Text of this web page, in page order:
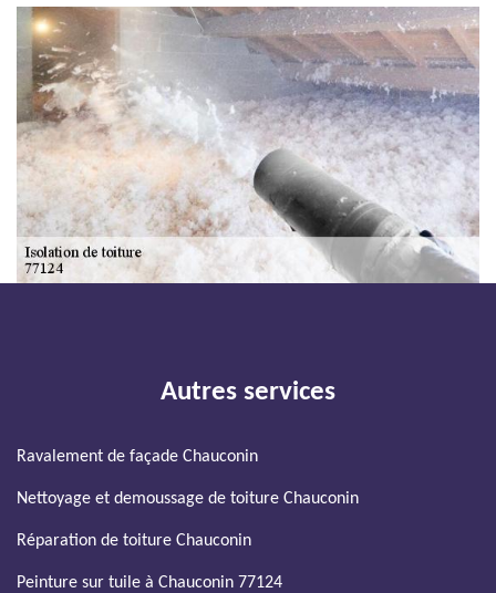
Autres services
Ravalement de façade Chauconin
Nettoyage et demoussage de toiture Chauconin
Réparation de toiture Chauconin
Peinture sur tuile à Chauconin 77124